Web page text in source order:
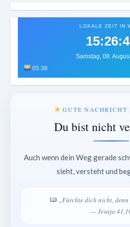
LOKALE ZEIT IN
Samstag, 08.
05:38
GUTE NACHRICHT
Du bist nicht
Auch wenn dein Weg gerade
sieht, versteht und
„Fürchte dich nicht,
— Jesaja